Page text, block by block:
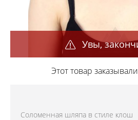
Увы,
Этот товар заказывали
Соломенная шляпа в стиле клош